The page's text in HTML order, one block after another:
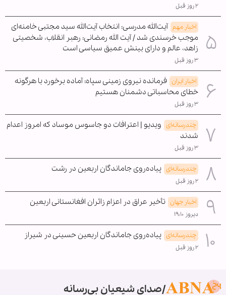
۲ روز قبل
اخبار مهم آیت‌الله مدرسی: انتخاب آیت‌الله سید مجتبی خامنه‌ای
موجب خرسندی شد / آیت الله رمضانی: رهبر انقلاب، شخصیتی
زاهد، عالم و دارای بینش عمیق سیاسی است
۳ روز قبل
اخبار ایران فرمانده نیروی زمینی سپاه: آماده برخورد با هرگونه
خطای محاسباتی دشمنان هستیم
۳ روز قبل
چندرسانه‌ای ویدیو | اعترافات دو جاسوس موساد که امروز اعدام
شدند
۳ روز قبل
چندرسانه‌ای پیاده‌روی جاماندگان اربعین در رشت
۲ روز قبل
اخبار جهان تأخیر عراق در اعزام زائران افغانستانی اربعین
دیروز ۱۹:۱۰
چندرسانه‌ای پیاده‌روی جاماندگان اربعین حسینی در شیراز
۲ روز قبل
صدای شیعیان بی‌رسانه